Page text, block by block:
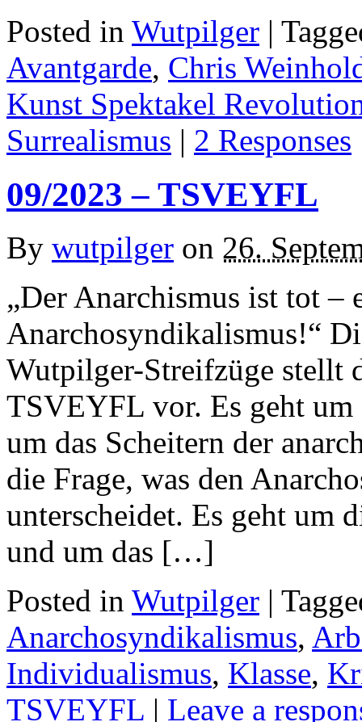
Posted in Wutpilger |
Avantgarde, Chris
Kunst Spektakel
Surrealismus | 2 Responses
09/2023 – TSVEYFL
By wutpilger on 26.
„Der Anarchismus ist tot –
Anarchosyndikalismus!“
Wutpilger-Streifzüge stellt
TSVEYFL vor. Es geht um
um das Scheitern der
die Frage, was den
unterscheidet. Es geht um
und um das […]
Posted in Wutpilger |
Anarchosyndikalismus,
Individualismus, Klasse,
TSVEYFL | Leave a